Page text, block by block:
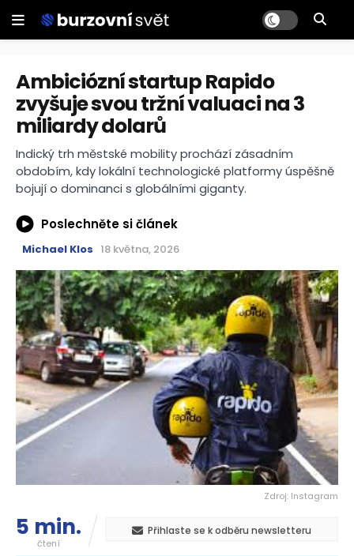
Ambiciózní startup Rapido
zvyšuje svou tržní valuaci na 3
miliardy dolarů
Indický trh městské mobility prochází zásadním
obdobím, kdy lokální technologické platformy úspěšně
bojují o dominanci s globálními giganty.
Poslechněte si článek
Michael Klos 18 května, 2026
Zdroj: Instagram
5 min.
čtení
Přihlaste se k odběru newsletteru